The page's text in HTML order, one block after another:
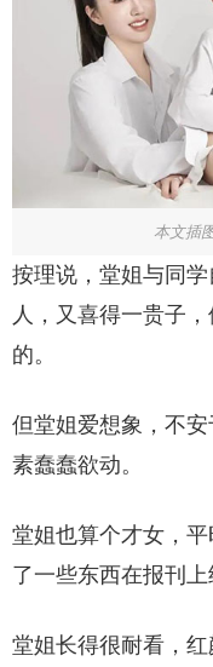
本文插
按理说，堂姐与同
人，又喜得一贵子
的。
但堂姐爱想象，不
素蠢蠢欲动。
堂姐也算个才女，
了一些东西在报刊上
堂姐长得很耐看，